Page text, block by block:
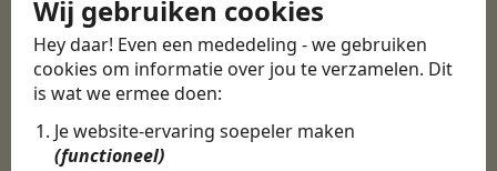
Wij gebruiken cookies
Hey daar! Even een mededeling - we gebruiken
cookies om informatie over jou te verzamelen. Dit
is wat we ermee doen:
Je website-ervaring soepeler maken
(functioneel)